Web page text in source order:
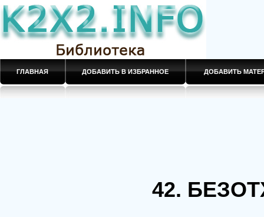
ГЛАВНАЯ ДОБАВИТЬ В ИЗБРАННОЕ ДОБАВИТЬ
42.